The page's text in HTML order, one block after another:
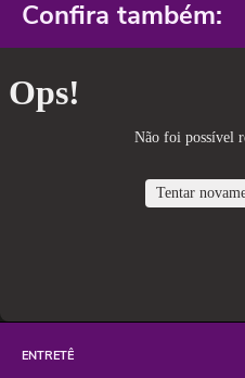
Confira também:
ENTRETÊ